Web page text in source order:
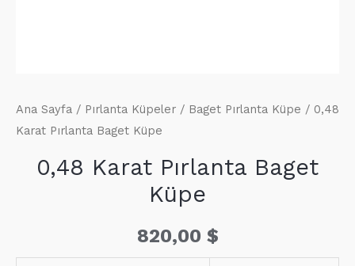
Ana Sayfa / Pırlanta Küpeler / Baget Pırlanta Küpe / 0,48
Karat Pırlanta Baget Küpe
0,48 Karat Pırlanta Baget
Küpe
820,00 $